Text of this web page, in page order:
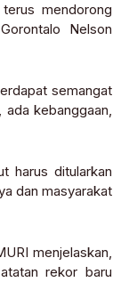
mendorong
Nelson
semangat
kebanggaan,
harus ditularkan
dan masyarakat
menjelaskan,
rekor baru